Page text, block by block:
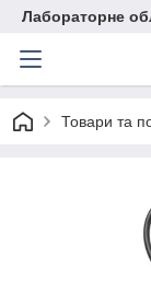
Лабораторне
Товари та